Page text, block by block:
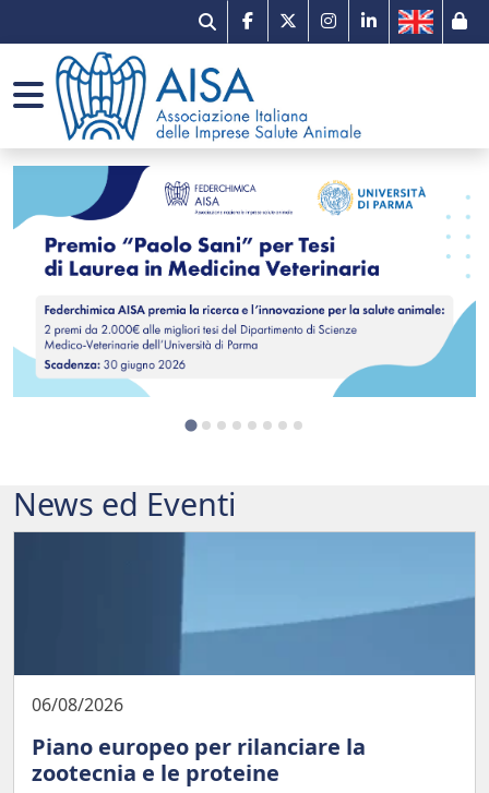
News ed Eventi
06/08/2026
Piano europeo per rilanciare la
zootecnia e le proteine
Il mercato
Qualità e innovazione
Missione tracciabilità
AMR e One Health
Farmacovigilanza
Gruppi di lavoro
Prontuario veterinario
Portale dei servizi
Normativa e documenti utili
Premio Paolo Sani per Tesi di Laurea in
Medicina Veterinaria
Comunicati stampa
AISA per Pet B2B
Sondaggi
Eventi
News
Link utili
Associazione e network
Organizzazione
Imprese associate
Etica
Contatti